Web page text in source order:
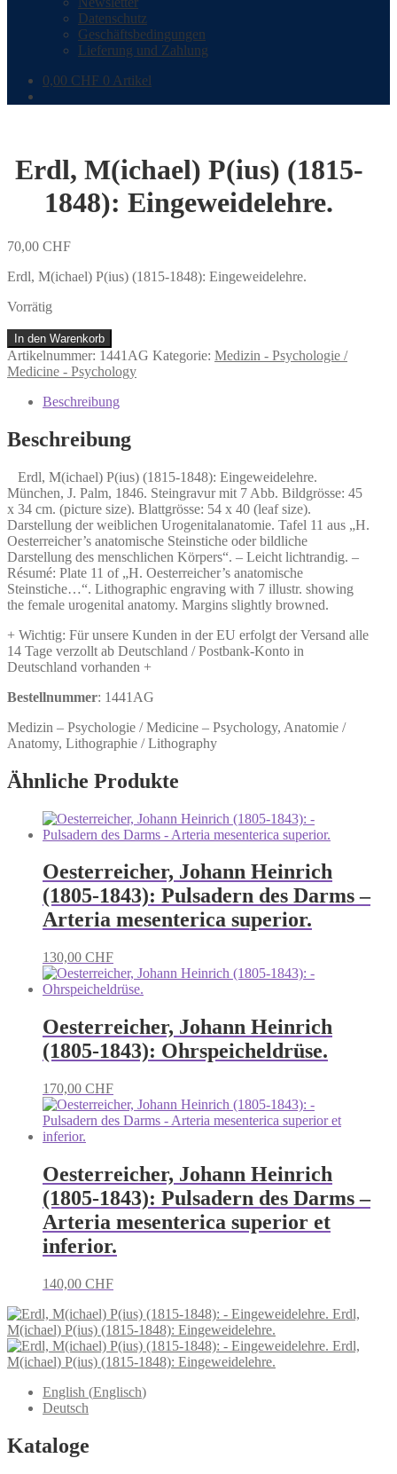
Datenschutz
Geschäftsbedingungen
Lieferung und Zahlung
0,00 CHF 0 Artikel
Erdl, M(ichael) P(ius) (1815-
1848): Eingeweidelehre.
70,00 CHF
Erdl, M(ichael) P(ius) (1815-1848): Eingeweidelehre.
Vorrätig
Erdl,
M(ichael)
P(ius)
1848):
Menge
In den Warenkorb
Artikelnummer: 1441AG Kategorie: Medizin - Psychologie /
Medicine - Psychology
Beschreibung
Beschreibung
Erdl, M(ichael) P(ius) (1815-1848): Eingeweidelehre.
München, J. Palm, 1846. Steingravur mit 7 Abb. Bildgrösse: 45
x 34 cm. (picture size). Blattgrösse: 54 x 40 (leaf size).
Darstellung der weiblichen Urogenitalanatomie. Tafel 11 aus „H.
Oesterreicher’s anatomische Steinstiche oder bildliche
Darstellung des menschlichen Körpers“. – Leicht lichtrandig. –
Résumé: Plate 11 of „H. Oesterreicher’s anatomische
Steinstiche…“. Lithographic engraving with 7 illustr. showing
the female urogenital anatomy. Margins slightly browned.
+ Wichtig: Für unsere Kunden in der EU erfolgt der Versand alle
14 Tage verzollt ab Deutschland / Postbank-Konto in
Deutschland vorhanden +
Bestellnummer: 1441AG
Medizin – Psychologie / Medicine – Psychology, Anatomie /
Anatomy, Lithographie / Lithography
Ähnliche Produkte
Oesterreicher, Johann Heinrich
(1805-1843): Pulsadern des Darms –
Arteria mesenterica superior.
130,00 CHF
Oesterreicher, Johann Heinrich
(1805-1843): Ohrspeicheldrüse.
170,00 CHF
Oesterreicher, Johann Heinrich
(1805-1843): Pulsadern des Darms –
Arteria mesenterica superior et
inferior.
140,00 CHF
Erdl,
M(ichael) P(ius) (1815-1848): Eingeweidelehre.
Erdl,
M(ichael) P(ius) (1815-1848): Eingeweidelehre.
English (Englisch)
Deutsch
Kataloge